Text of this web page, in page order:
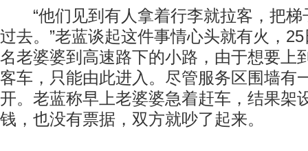
“他们见到有人拿着行李就拉客，把梯
过去。”老蓝谈起这件事情心头就有火，
名老婆婆到高速路下的小路，由于想要上
客车，只能由此进入。尽管服务区围墙有
开。老蓝称早上老婆婆急着赶车，结果架
钱，也没有票据，双方就吵了起来。